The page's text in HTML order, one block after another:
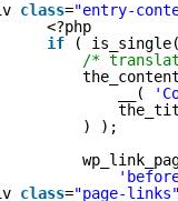
class="entry-
<?php
if
(
/*
__(
) );
class="page-links"